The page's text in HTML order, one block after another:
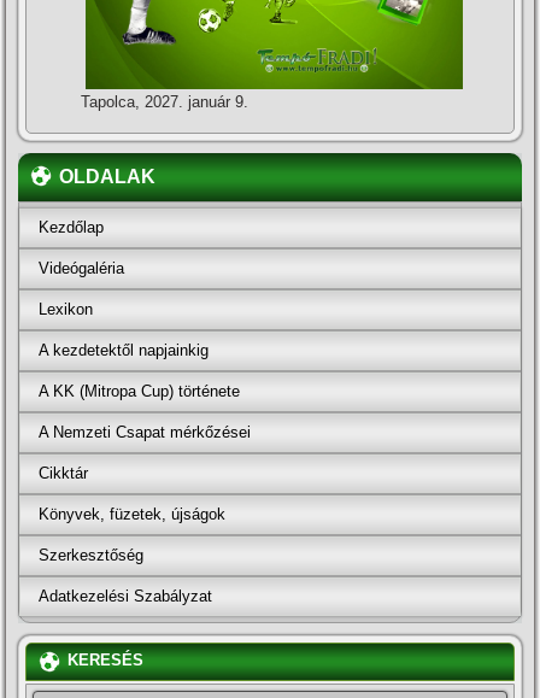
Tapolca, 2027. január 9.
OLDALAK
Kezdőlap
Videógaléria
Lexikon
A kezdetektől napjainkig
A KK (Mitropa Cup) története
A Nemzeti Csapat mérkőzései
Cikktár
Könyvek, füzetek, újságok
Szerkesztőség
Adatkezelési Szabályzat
KERESÉS